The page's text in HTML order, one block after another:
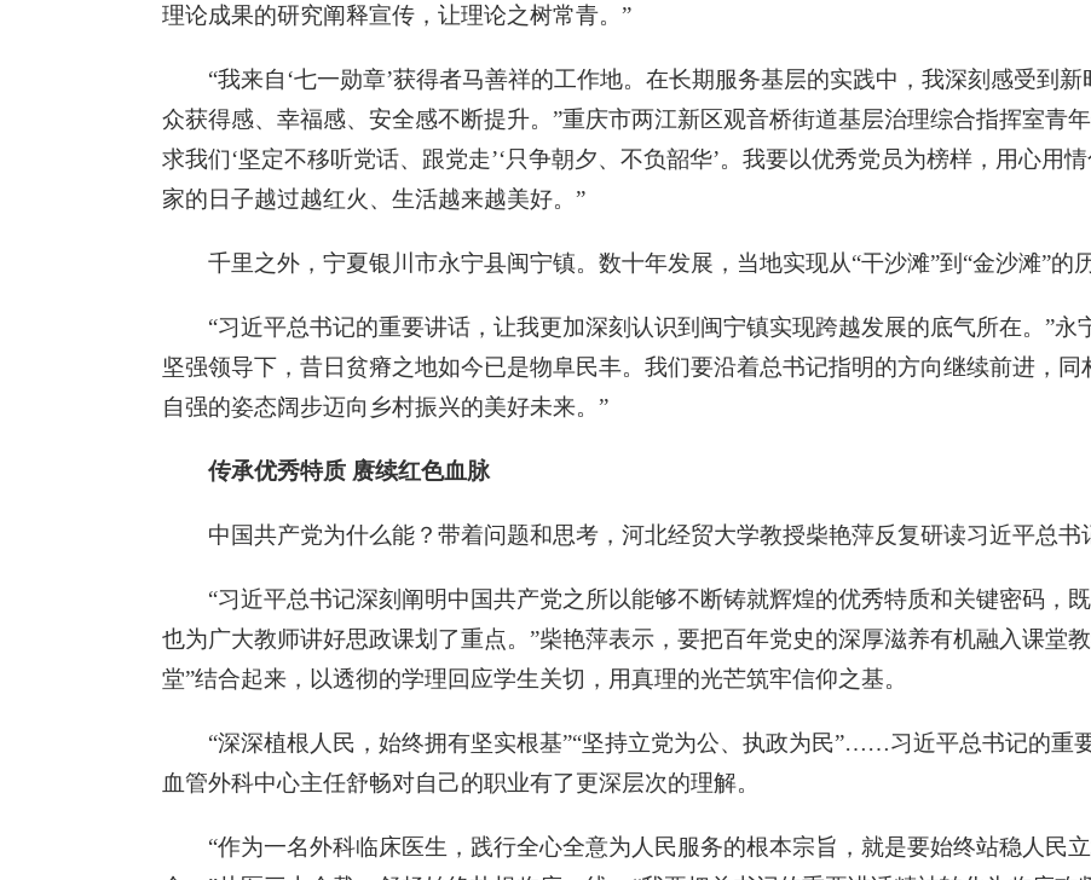
理论成果的研究阐释宣传，让理论之树常青。”
“我来自‘七一勋章’获得者马善祥的工作地。在长期服务基层的实践中，我深刻感受到
众获得感、幸福感、安全感不断提升。”重庆市两江新区观音桥街道基层治理综合指挥室青
求我们‘坚定不移听党话、跟党走’‘只争朝夕、不负韶华’。我要以优秀党员为榜样，用心用
家的日子越过越红火、生活越来越美好。”
千里之外，宁夏银川市永宁县闽宁镇。数十年发展，当地实现从“干沙滩”到“金沙滩”的
“习近平总书记的重要讲话，让我更加深刻认识到闽宁镇实现跨越发展的底气所在。”永
坚强领导下，昔日贫瘠之地如今已是物阜民丰。我们要沿着总书记指明的方向继续前进，同
自强的姿态阔步迈向乡村振兴的美好未来。”
传承优秀特质 赓续红色血脉
中国共产党为什么能？带着问题和思考，河北经贸大学教授柴艳萍反复研读习近平总书
“习近平总书记深刻阐明中国共产党之所以能够不断铸就辉煌的优秀特质和关键密码，
也为广大教师讲好思政课划了重点。”柴艳萍表示，要把百年党史的深厚滋养有机融入课堂
堂”结合起来，以透彻的学理回应学生关切，用真理的光芒筑牢信仰之基。
“深深植根人民，始终拥有坚实根基”“坚持立党为公、执政为民”……习近平总书记的重
血管外科中心主任舒畅对自己的职业有了更深层次的理解。
“作为一名外科临床医生，践行全心全意为人民服务的根本宗旨，就是要始终站稳人民